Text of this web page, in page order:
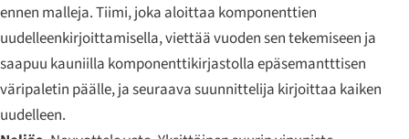
ennen malleja. Tiimi, joka aloittaa komponenttien
uudelleenkirjoittamisella, viettää vuoden sen tekemiseen ja
saapuu kauniilla komponenttikirjastolla epäsemantttisen
väripaletin päälle, ja seuraava suunnittelija kirjoittaa kaiken
uudelleen.